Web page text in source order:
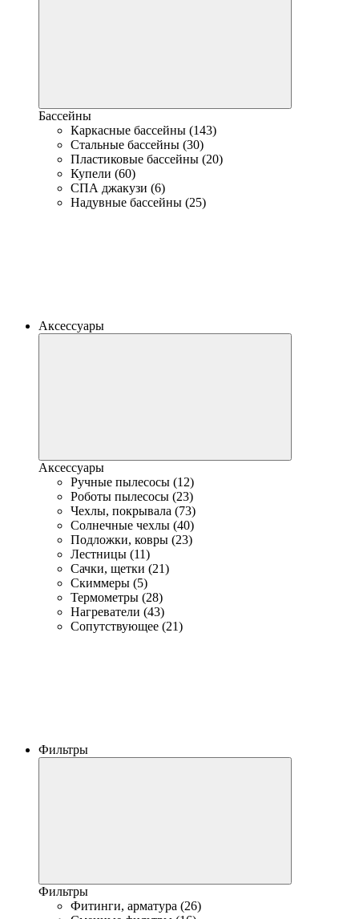
Бассейны
Каркасные бассейны (143)
Стальные бассейны (30)
Пластиковые бассейны (20)
Купели (60)
СПА джакузи (6)
Надувные бассейны (25)
Аксессуары
Аксессуары
Ручные пылесосы (12)
Роботы пылесосы (23)
Чехлы, покрывала (73)
Солнечные чехлы (40)
Подложки, ковры (23)
Лестницы (11)
Сачки, щетки (21)
Скиммеры (5)
Термометры (28)
Нагреватели (43)
Сопутствующее (21)
Фильтры
Фильтры
Фитинги, арматура (26)